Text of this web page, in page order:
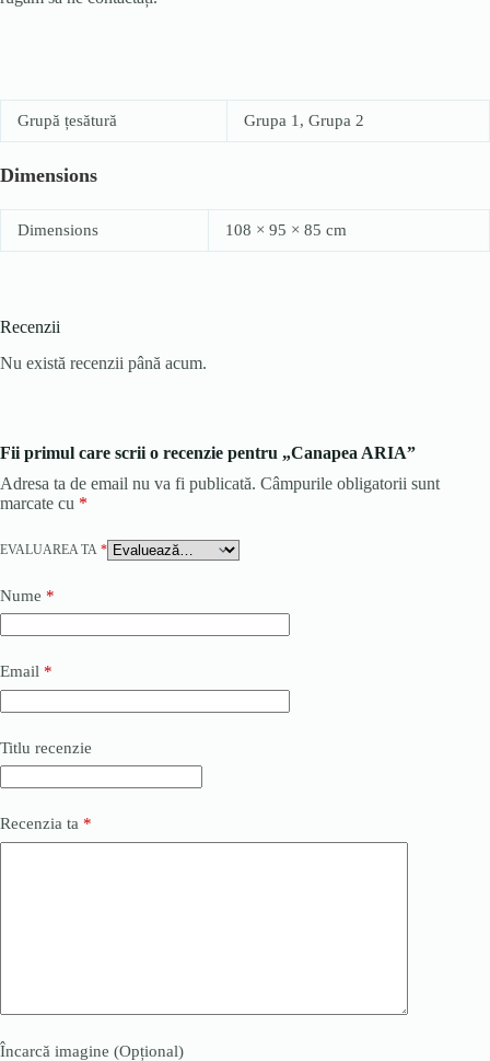
Grupă țesătură Grupa 1, Grupa 2
Dimensions
Dimensions 108 × 95 × 85 cm
Recenzii
Nu există recenzii până acum.
Fii primul care scrii o recenzie pentru „Canapea ARIA”
Adresa ta de email nu va fi publicată. Câmpurile obligatorii sunt
marcate cu *
EVALUAREA TA *
Nume *
Email *
Titlu recenzie
Recenzia ta *
Încarcă imagine (Opțional)